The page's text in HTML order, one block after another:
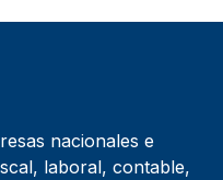
nacionales e
laboral, contable,